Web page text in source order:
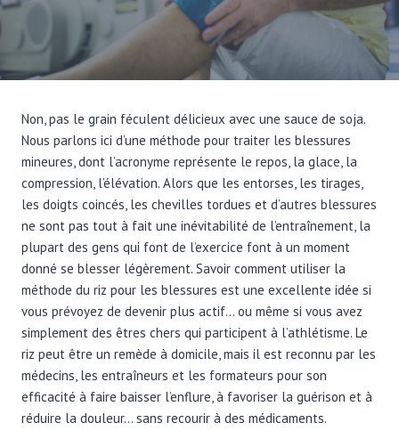
Non, pas le grain féculent délicieux avec une sauce de soja.
Nous parlons ici d’une méthode pour traiter les blessures
mineures, dont l’acronyme représente le repos, la glace, la
compression, l’élévation. Alors que les entorses, les tirages,
les doigts coincés, les chevilles tordues et d’autres blessures
ne sont pas tout à fait une inévitabilité de l’entraînement, la
plupart des gens qui font de l’exercice font à un moment
donné se blesser légèrement. Savoir comment utiliser la
méthode du riz pour les blessures est une excellente idée si
vous prévoyez de devenir plus actif… ou même si vous avez
simplement des êtres chers qui participent à l’athlétisme. Le
riz peut être un remède à domicile, mais il est reconnu par les
médecins, les entraîneurs et les formateurs pour son
efficacité à faire baisser l’enflure, à favoriser la guérison et à
réduire la douleur… sans recourir à des médicaments.